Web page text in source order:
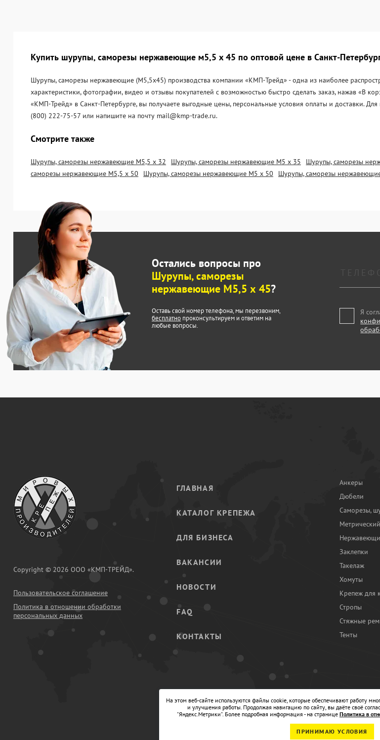
Купить шурупы, саморезы нержавеющие м5,5 х 45 по оптовой цене в Санкт-
Шурупы, саморезы нержавеющие (М5,5х45) производства компании «KМП-Трейд» - одна из наиболее
характеристики, фотографии, видео и отзывы покупателей с возможностью быстро сделать заказ, нажав «В
«KМП-Трейд» в Санкт-Петербурге, вы получаете выгодные цены, персональные условия оплаты и доставки.
(800) 222-75-57 или напишите на почту mail@kmp-trade.ru.
Смотрите также
Шурупы, саморезы нержавеющие М5,5 х 32 Шурупы, саморезы нержавеющие М5 х 35 Шурупы, саморезы
саморезы нержавеющие М5,5 х 50
Шурупы, саморезы нержавеющие М5 х 50 Шурупы, саморезы
Остались вопросы про
Шурупы, саморезы
нержавеющие М5,5 х 45?
Оставь свой номер телефона, мы перезвоним,
бесплатно проконсультируем и ответим на
любые вопросы.
Я
Copyright © 2026 ООО «КМП-ТРЕЙД».
Пользовательское соглашение
Политика в отношении обработки
персональных данных
ГЛАВНАЯ
КАТАЛОГ КРЕПЕЖА
ДЛЯ БИЗНЕСА
ВАКАНСИИ
НОВОСТИ
FAQ
КОНТАКТЫ
Анкеры
Дюбели
Саморезы,
Заклепки
Такелаж
Хомуты
Крепеж для
Стропы
Стяжные
Тенты
На этом веб-сайте используются файлы cookie, которые обеспечивают работу
и улучшения работы. Продолжая навигацию по сайту, вы даёте своё
"Яндекс.Метрики". Более подробная информация - на странице Политика в
ПРИНИМАЮ УСЛОВИЯ